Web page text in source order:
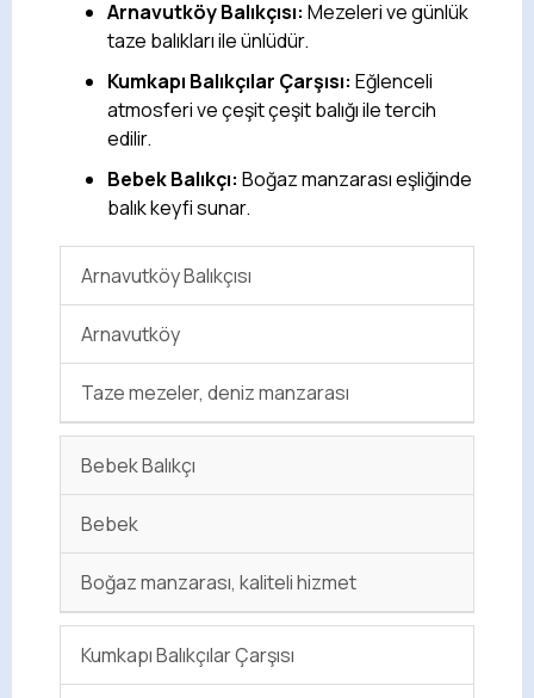
Arnavutköy Balıkçısı: Mezeleri ve günlük
taze balıkları ile ünlüdür.
Kumkapı Balıkçılar Çarşısı: Eğlenceli
atmosferi ve çeşit çeşit balığı ile tercih
edilir.
Bebek Balıkçı: Boğaz manzarası eşliğinde
balık keyfi sunar.
Arnavutköy Balıkçısı
Arnavutköy
Taze mezeler, deniz manzarası
Bebek Balıkçı
Bebek
Boğaz manzarası, kaliteli hizmet
Kumkapı Balıkçılar Çarşısı